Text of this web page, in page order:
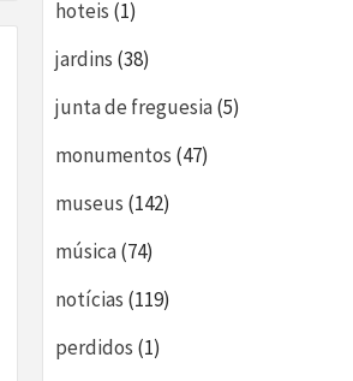
hoteis (1)
jardins (38)
junta de freguesia(5)
monumentos (47)
museus (142)
música(74)
notícias (119)
perdidos (1)